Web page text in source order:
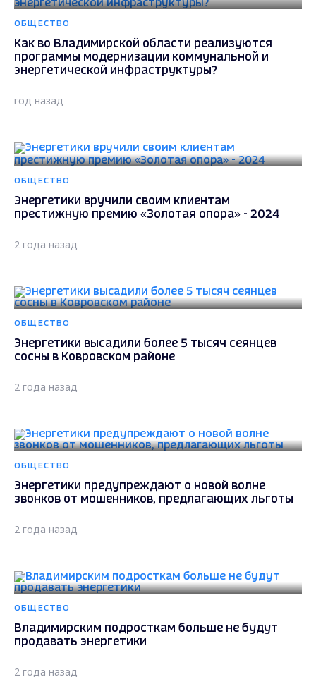
ОБЩЕСТВО
Как во Владимирской области реализуются
программы модернизации коммунальной и
энергетической инфраструктуры?
год назад
ОБЩЕСТВО
Энергетики вручили своим клиентам
престижную премию «Золотая опора» - 2024
2 года назад
ОБЩЕСТВО
Энергетики высадили более 5 тысяч сеянцев
сосны в Ковровском районе
2 года назад
ОБЩЕСТВО
Энергетики предупреждают о новой волне
звонков от мошенников, предлагающих льготы
2 года назад
ОБЩЕСТВО
Владимирским подросткам больше не будут
продавать энергетики
2 года назад